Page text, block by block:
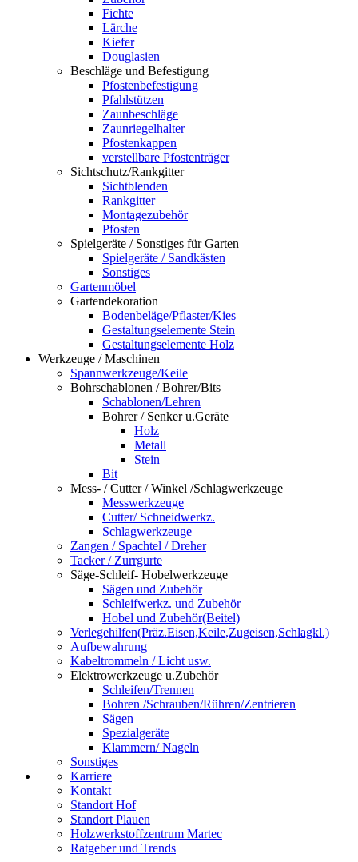
Fichte
Lärche
Kiefer
Douglasien
Beschläge und Befestigung
Pfostenbefestigung
Pfahlstützen
Zaunbeschläge
Zaunriegelhalter
Pfostenkappen
verstellbare Pfostenträger
Sichtschutz/Rankgitter
Sichtblenden
Rankgitter
Montagezubehör
Pfosten
Spielgeräte / Sonstiges für Garten
Spielgeräte / Sandkästen
Sonstiges
Gartenmöbel
Gartendekoration
Bodenbeläge/Pflaster/Kies
Gestaltungselemente Stein
Gestaltungselemente Holz
Werkzeuge / Maschinen
Spannwerkzeuge/Keile
Bohrschablonen / Bohrer/Bits
Schablonen/Lehren
Bohrer / Senker u.Geräte
Holz
Metall
Stein
Bit
Mess- / Cutter / Winkel /Schlagwerkzeuge
Messwerkzeuge
Cutter/ Schneidwerkz.
Schlagwerkzeuge
Zangen / Spachtel / Dreher
Tacker / Zurrgurte
Säge-Schleif- Hobelwerkzeuge
Sägen und Zubehör
Schleifwerkz. und Zubehör
Hobel und Zubehör(Beitel)
Verlegehilfen(Präz.Eisen,Keile,Zugeisen,Schlagkl.)
Aufbewahrung
Kabeltrommeln / Licht usw.
Elektrowerkzeuge u.Zubehör
Schleifen/Trennen
Bohren /Schrauben/Rühren/Zentrieren
Sägen
Spezialgeräte
Klammern/ Nageln
Sonstiges
Karriere
Kontakt
Standort Hof
Standort Plauen
Holzwerkstoffzentrum Martec
Ratgeber und Trends